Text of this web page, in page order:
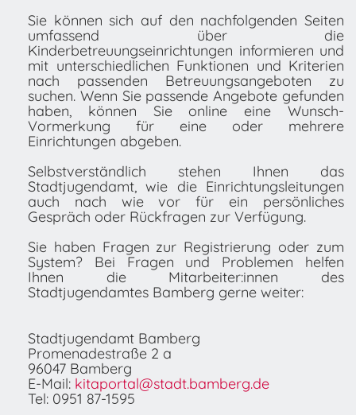
Sie können sich auf den nachfolgenden Seiten
umfassend über die
Kinderbetreuungseinrichtungen informieren und
mit unterschiedlichen Funktionen und Kriterien
nach passenden Betreuungsangeboten zu
suchen. Wenn Sie passende Angebote gefunden
haben, können Sie online eine Wunsch-
Vormerkung für eine oder mehrere
Einrichtungen abgeben.
Selbstverständlich stehen Ihnen das
Stadtjugendamt, wie die Einrichtungsleitungen
auch nach wie vor für ein persönliches
Gespräch oder Rückfragen zur Verfügung.
Sie haben Fragen zur Registrierung oder zum
System? Bei Fragen und Problemen helfen
Ihnen die Mitarbeiter:innen des
Stadtjugendamtes Bamberg gerne weiter:
Stadtjugendamt Bamberg
Promenadestraße 2 a
96047 Bamberg
E-Mail: kitaportal@stadt.bamberg.de
Tel: 0951 87-1595